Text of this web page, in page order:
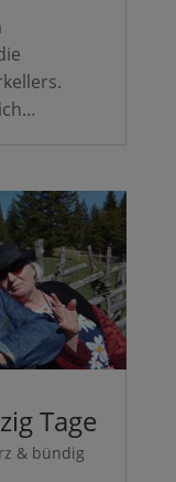
Tage
& bündig